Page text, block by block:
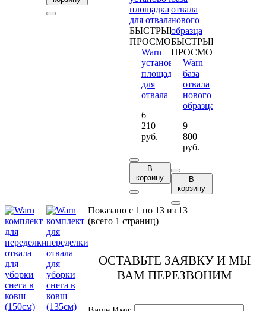
БЫСТРЫЙ
ПРОСМОТР
Warn
установочная
площадка
для
отвала
6
210
руб.
В
корзину
БЫСТРЫЙ
ПРОСМОТР
Warn
база
отвала
нового
образца
9
800
руб.
В
корзину
Показано с 1 по 13 из 13
(всего 1 страниц)
ОСТАВЬТЕ ЗАЯВКУ И МЫ
ВАМ ПЕРЕЗВОНИМ